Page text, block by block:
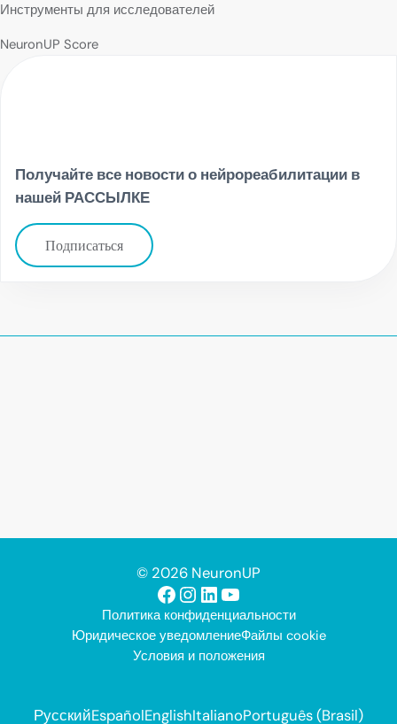
Инструменты для исследователей
NeuronUP Score
Получайте все новости о нейрореабилитации в
нашей РАССЫЛКЕ
Подписаться
© 2026 NeuronUP
Facebook
Instagram
LinkedIn
YouTube
Политика конфиденциальности
Юридическое уведомлениеФайлы cookie
Условия и положения
РусскийEspañolEnglishItalianoPortuguês (Brasil)